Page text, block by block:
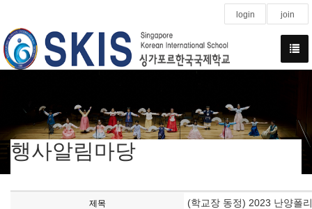
login join
행사알림마당
제목 (학교장 동정) 2023 난양폴